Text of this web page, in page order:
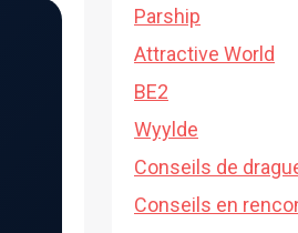
Parship
Attractive World
BE2
Wyylde
Conseils de
Conseils en